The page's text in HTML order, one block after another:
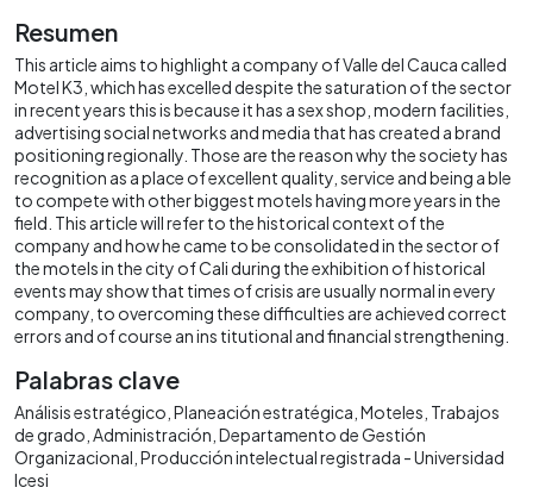
Resumen
This article aims to highlight a company of Valle del Cauca called
Motel K3, which has excelled despite the saturation of the sector
in recent years this is because it has a sex shop, modern facilities,
advertising social networks and media that has created a brand
positioning regionally. Those are the reason why the society has
recognition as a place of excellent quality, service and being a ble
to compete with other biggest motels having more years in the
field. This article will refer to the historical context of the
company and how he came to be consolidated in the sector of
the motels in the city of Cali during the exhibition of historical
events may show that times of crisis are usually normal in every
company, to overcoming these difficulties are achieved correct
errors and of course an ins titutional and financial strengthening.
Palabras clave
Análisis estratégico Planeación estratégica Moteles Trabajos
de grado Administración Departamento de Gestión
Organizacional Producción intelectual registrada - Universidad
Icesi